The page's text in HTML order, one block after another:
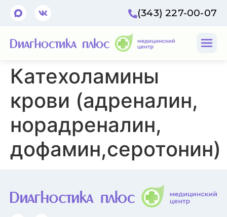
(343) 227-00-07
Катехоламины
крови (адреналин,
норадреналин,
дофамин,серотонин)